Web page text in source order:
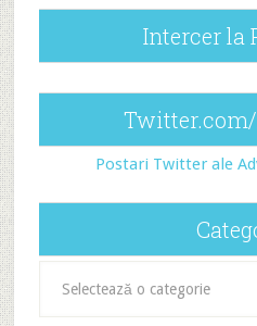
Intercer la
Postari Twitter ale